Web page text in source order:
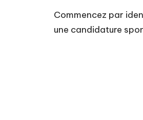
Commencez par
une candidature